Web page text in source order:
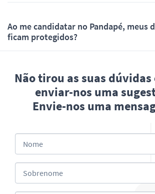
Ao me candidatar no Pandapé, meus
ficam protegidos?
Não tirou as suas dúvidas
enviar-nos uma
Envie-nos uma
Nome
Sobrenome